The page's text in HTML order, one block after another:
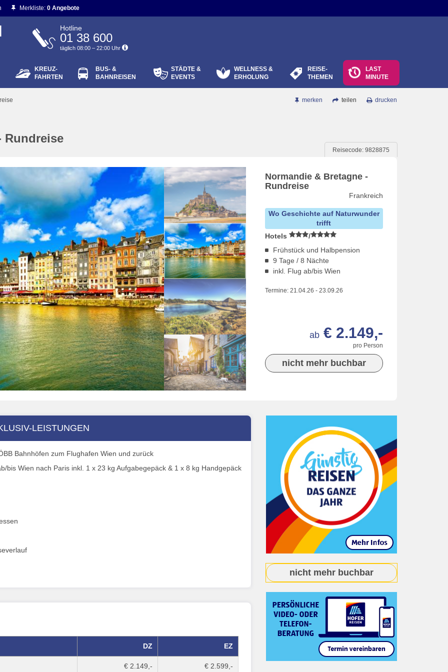
vergessen?
Merkliste: 0 Angebote
Hotline
01 38 600
täglich 08:00 – 22:00 Uhr
KREUZ-
FAHRTEN
BUS- &
BAHNREISEN
STÄDTE &
EVENTS
WELLNESS &
ERHOLUNG
REISE-
THEMEN
LAST
MINUTE
drucken
teilen
merken
Rundreise
Reisecode: 9828875
Normandie & Bretagne -
Rundreise
Frankreich
Wo Geschichte auf Naturwunder
trifft
Hotels
/
Frühstück und Halbpension
9 Tage / 8 Nächte
inkl. Flug ab/bis Wien
Termine: 21.04.26 - 23.09.26
pro Person
ab € 2.149,-
nicht mehr buchbar
nicht mehr buchbar
LEISTUNGEN
Bahnhöfen zum Flughafen Wien und zurück
bis Wien nach Paris inkl. 1 x 23 kg Aufgabegepäck & 1 x 8 kg Handgepäck
DZ EZ
€ 2.149,- € 2.599,-